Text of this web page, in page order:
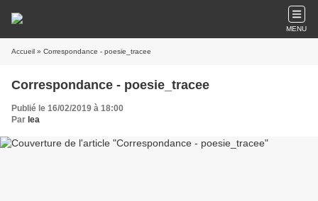
MENU
Accueil » Correspondance - poesie_tracee
Correspondance - poesie_tracee
Publié le 16/02/2019 à 18:00
Par lea